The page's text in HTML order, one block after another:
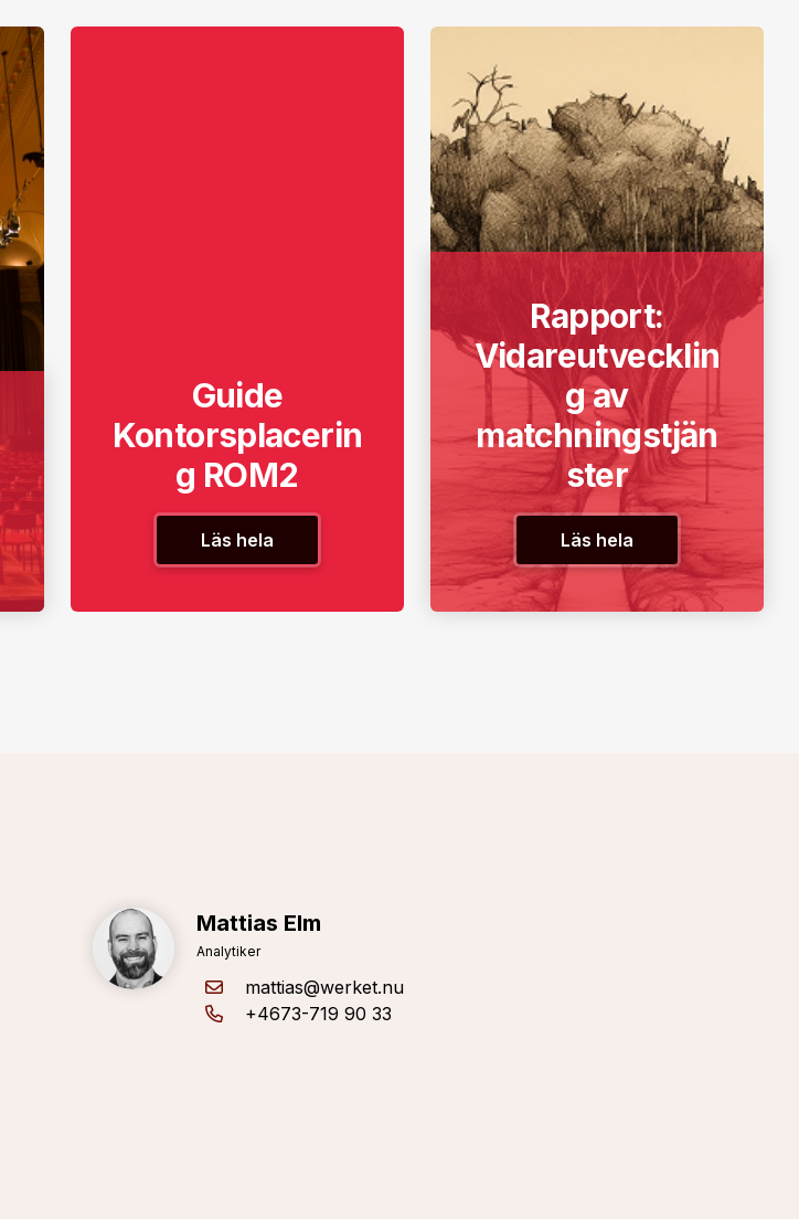
Guide
Kontorsplacerin
g ROM2
Läs hela
Rapport:
Vidareutvecklin
g av
matchningstjän
ster
Läs hela
Mattias Elm
Analytiker
mattias@werket.nu
+4673-719 90 33